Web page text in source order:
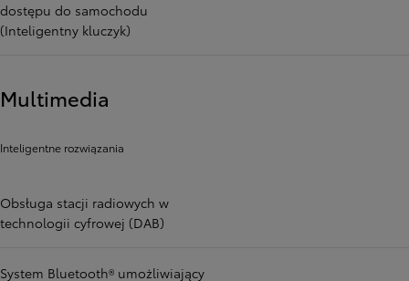
dostępu do samochodu
(Inteligentny kluczyk)
Multimedia
Inteligentne rozwiązania
Obsługa stacji radiowych w
technologii cyfrowej (DAB)
System Bluetooth® umożliwiający